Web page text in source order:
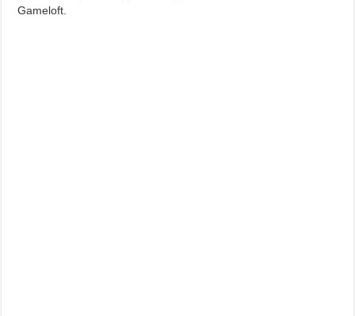
Gameloft.